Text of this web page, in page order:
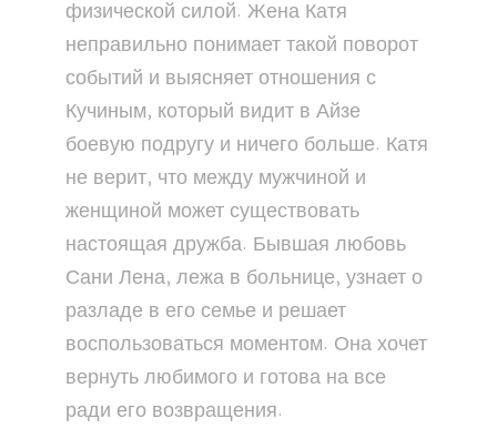
физической силой. Жена Катя
неправильно понимает такой поворот
событий и выясняет отношения с
Кучиным, который видит в Айзе
боевую подругу и ничего больше. Катя
не верит, что между мужчиной и
женщиной может существовать
настоящая дружба. Бывшая любовь
Сани Лена, лежа в больнице, узнает о
разладе в его семье и решает
воспользоваться моментом. Она хочет
вернуть любимого и готова на все
ради его возвращения.